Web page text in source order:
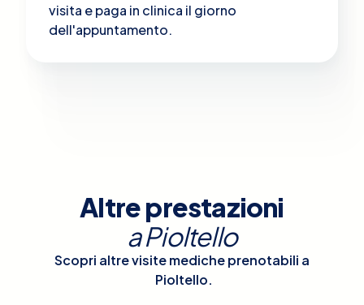
visita e paga in clinica il giorno
dell'appuntamento.
Altre prestazioni
aPioltello
Scopri altre visite mediche prenotabili a
Pioltello.